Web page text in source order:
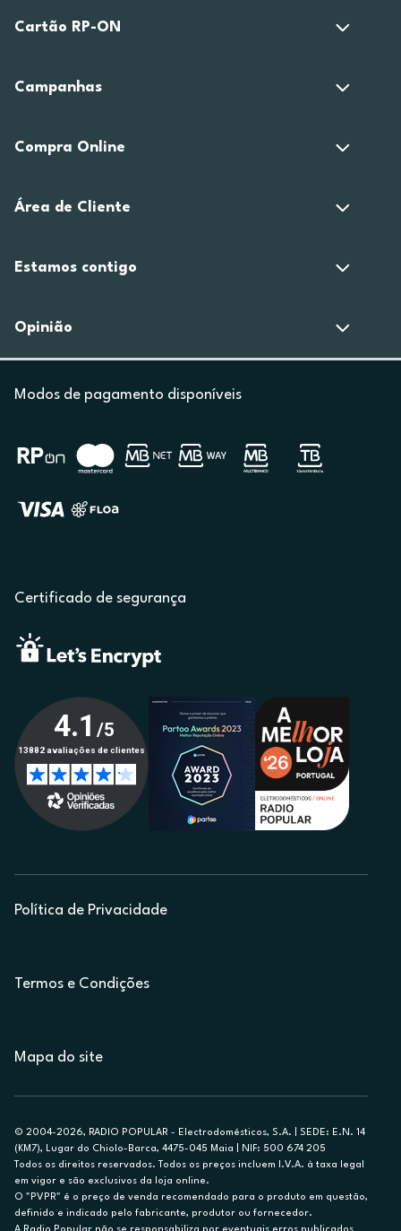
Cartão RP-ON
Campanhas
Compra Online
Área de Cliente
Estamos contigo
Opinião
Modos de pagamento disponíveis
Certificado de segurança
Política de Privacidade
Termos e Condições
Mapa do site
© 2004-2026, RADIO POPULAR - Electrodomésticos, S.A. | SEDE: E.N. 14
(KM7), Lugar do Chiolo-Barca, 4475-045 Maia | NIF: 500 674 205
Todos os direitos reservados. Todos os preços incluem I.V.A. à taxa legal
em vigor e são exclusivos da loja online.
O "PVPR" é o preço de venda recomendado para o produto em questão,
definido e indicado pelo fabricante, produtor ou fornecedor.